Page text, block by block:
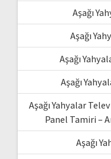
Aşağı
Aşağı
Aşağı
Aşağı
Aşağı Yahyalar
Panel Tamiri –
Aşağı